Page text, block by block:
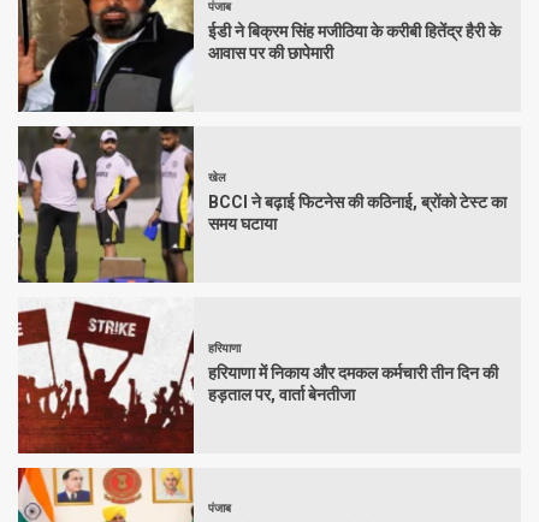
पंजाब
ईडी ने बिक्रम सिंह मजीठिया के करीबी हितेंद्र हैरी के
आवास पर की छापेमारी
खेल
BCCI ने बढ़ाई फिटनेस की कठिनाई, ब्रोंको टेस्ट का
समय घटाया
हरियाणा
हरियाणा में निकाय और दमकल कर्मचारी तीन दिन की
हड़ताल पर, वार्ता बेनतीजा
पंजाब